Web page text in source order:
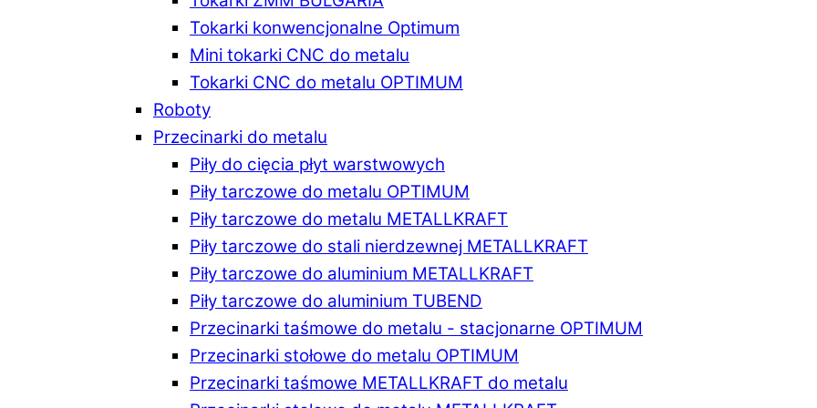
Tokarki konwencjonalne Optimum
Mini tokarki CNC do metalu
Tokarki CNC do metalu OPTIMUM
Roboty
Przecinarki do metalu
Piły do cięcia płyt warstwowych
Piły tarczowe do metalu OPTIMUM
Piły tarczowe do metalu METALLKRAFT
Piły tarczowe do stali nierdzewnej METALLKRAFT
Piły tarczowe do aluminium METALLKRAFT
Piły tarczowe do aluminium TUBEND
Przecinarki taśmowe do metalu - stacjonarne OPTIMUM
Przecinarki stołowe do metalu OPTIMUM
Przecinarki taśmowe METALLKRAFT do metalu